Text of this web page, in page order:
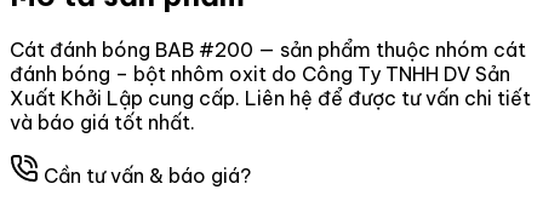
Cát đánh bóng BAB #200 — sản phẩm thuộc nhóm cát
đánh bóng – bột nhôm oxit do Công Ty TNHH DV Sản
Xuất Khởi Lập cung cấp. Liên hệ để được tư vấn chi tiết
và báo giá tốt nhất.
Cần tư vấn & báo giá?